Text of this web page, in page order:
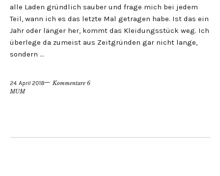
alle Laden gründlich sauber und frage mich bei jedem
Teil, wann ich es das letzte Mal getragen habe. Ist das ein
Jahr oder länger her, kommt das Kleidungsstück weg. Ich
überlege da zumeist aus Zeitgründen gar nicht lange,
sondern …
24. April 2018
Kommentare 6
MUM